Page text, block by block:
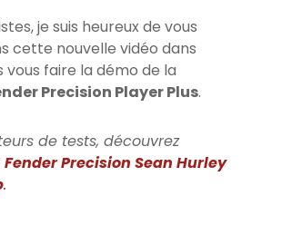
je suis heureux de vous
cette nouvelle vidéo dans
vous faire la démo de la
Precision Player Plus.
de tests, découvrez
Fender Precision Sean Hurley
.